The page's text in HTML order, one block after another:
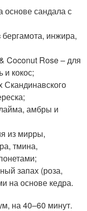
сандала с
инжира,
Coconut Rose – для
и кокос;
амбры и
из мирры,
тмина,
запах (роза,
на основе кедра.
на 40–60 минут.